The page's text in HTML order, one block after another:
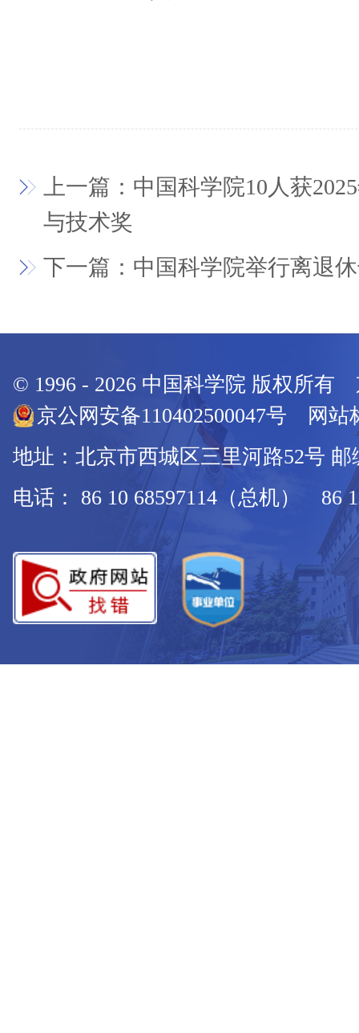
上一篇：中国科学院10人获
与技术奖
下一篇：中国科学院举行离退
© 1996 - 2026 中国科学院 版权所有
京公网安备110402500047号 网站
地址：北京市西城区三里河路52号 邮
电话： 86 10 68597114（总机） 86